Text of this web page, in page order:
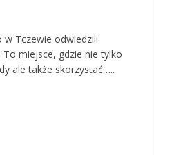
w Tczewie odwiedzili
To miejsce, gdzie nie tylko
ale także skorzystać…..